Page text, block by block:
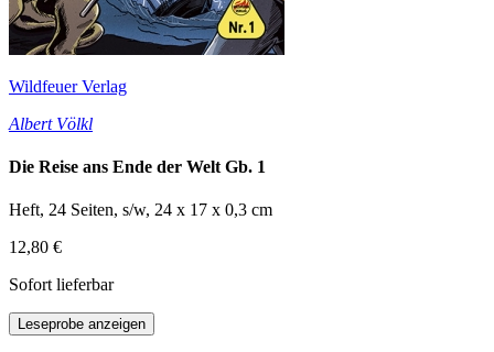
Wildfeuer Verlag
Albert Völkl
Die Reise ans Ende der Welt Gb. 1
Heft, 24 Seiten, s/w, 24 x 17 x 0,3 cm
12,80 €
Sofort lieferbar
Leseprobe anzeigen